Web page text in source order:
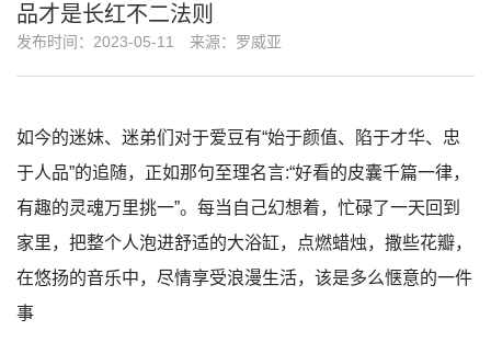
品才是长红不二法则
发布时间：2023-05-11 来源：罗威亚
如今的迷妹、迷弟们对于爱豆有“始于颜值、陷于才华、忠
于人品”的追随，正如那句至理名言:“好看的皮囊千篇一律，
有趣的灵魂万里挑一”。每当自己幻想着，忙碌了一天回到
家里，把整个人泡进舒适的大浴缸，点燃蜡烛，撒些花瓣，
在悠扬的音乐中，尽情享受浪漫生活，该是多么惬意的一件
事